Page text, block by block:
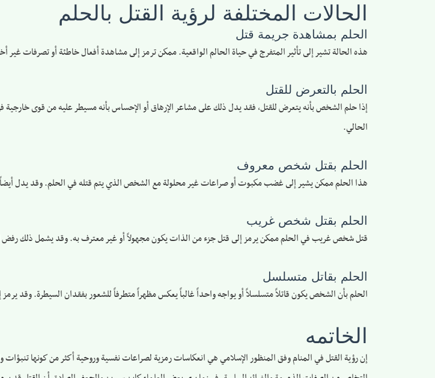
الحالات المختلفة لرؤية القتل بالحلم
الحلم بمشاهدة جريمة قتل
هذه الحالة تشير إلى تأثير المتفرج في حياة الحالم الواقعية. ممكن ترمز إلى مشاهدة أفعال خاطئة أو تصرفات غير
الحلم بالتعرض للقتل
إذا حلم الشخص بأنه يتعرض للقتل، فقد يدل ذلك على مشاعر الإرهاق أو الإحساس بأنه مسيطر عليه من قوى خارجية
الحالي.
الحلم بقتل شخص معروف
هذا الحلم ممكن يشير إلى غضب مكبوت أو صراعات غير محلولة مع الشخص الذي يتم قتله في الحلم. وقد يدل
الحلم بقتل شخص غريب
قتل شخص غريب في الحلم ممكن يرمز إلى قتل جزء من الذات يكون مجهولاً أو غير معترف به. وقد يشمل ذلك رفض
الحلم بقاتل متسلسل
الحلم بأن الشخص يكون قاتلاً متسلسلاً أو يواجه واحداً غالباً يعكس مظهراً متطرفاً للشعور بفقدان السيطرة.
الخاتمه
إن رؤية القتل في المنام وفق المنظور الإسلامي هي انعكاسات رمزية لصراعات نفسية وروحية أكثر من كونها تنبؤات